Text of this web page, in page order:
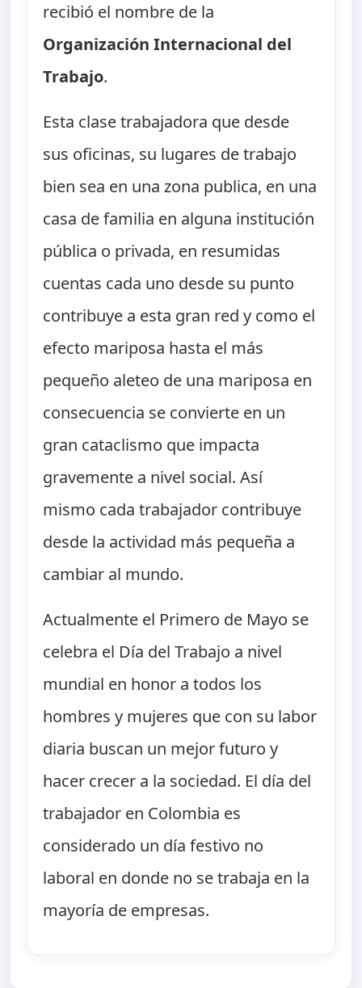
recibió el nombre de la
Organización Internacional del
Trabajo.
Esta clase trabajadora que desde
sus oficinas, su lugares de trabajo
bien sea en una zona publica, en una
casa de familia en alguna institución
pública o privada, en resumidas
cuentas cada uno desde su punto
contribuye a esta gran red y como el
efecto mariposa hasta el más
pequeño aleteo de una mariposa en
consecuencia se convierte en un
gran cataclismo que impacta
gravemente a nivel social. Así
mismo cada trabajador contribuye
desde la actividad más pequeña a
cambiar al mundo.
Actualmente el Primero de Mayo se
celebra el Día del Trabajo a nivel
mundial en honor a todos los
hombres y mujeres que con su labor
diaria buscan un mejor futuro y
hacer crecer a la sociedad. El día del
trabajador en Colombia es
considerado un día festivo no
laboral en donde no se trabaja en la
mayoría de empresas.